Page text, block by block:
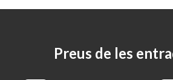
Preus de les